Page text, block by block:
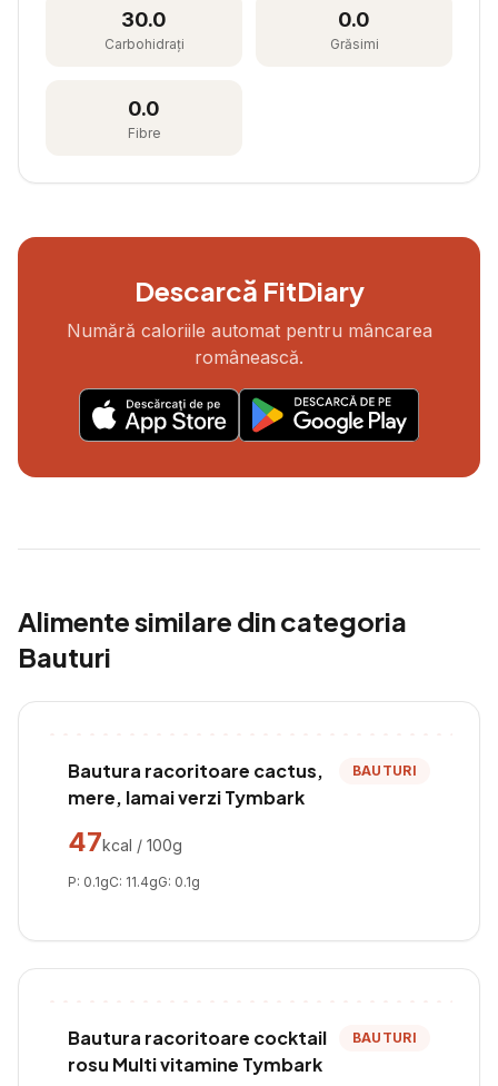
30.0
Carbohidrați
0.0
Grăsimi
0.0
Fibre
Descarcă FitDiary
Numără caloriile automat pentru mâncarea
românească.
Alimente similare din categoria
Bauturi
Bautura racoritoare cactus,
mere, lamai verzi Tymbark
BAUTURI
47kcal / 100g
P: 0.1gC: 11.4gG: 0.1g
Bautura racoritoare cocktail
rosu Multi vitamine Tymbark
BAUTURI